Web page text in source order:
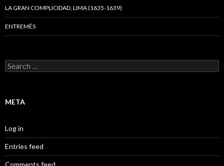
LA GRAN COMPLICIDAD, LIMA (1635-1639)
ENTREMÉS
Search
for:
META
Log in
Entries feed
Comments feed